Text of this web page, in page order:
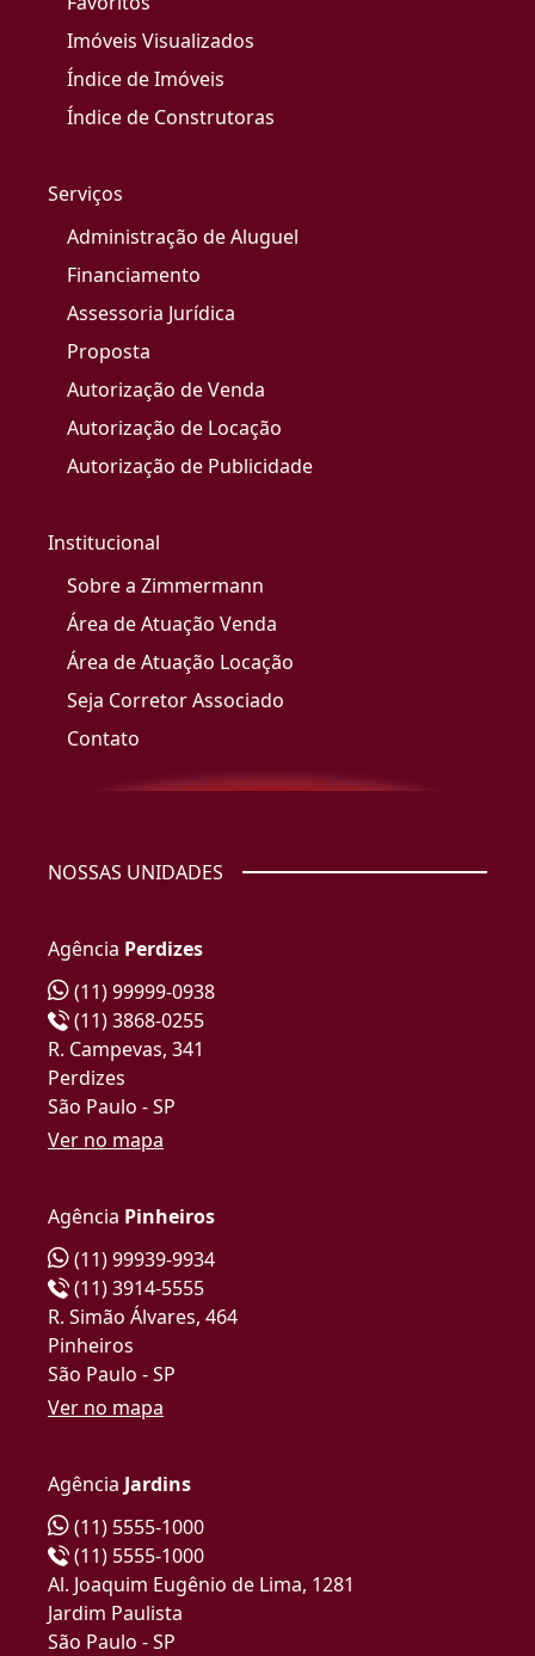
Imóveis Visualizados
Índice de Imóveis
Índice de Construtoras
Serviços
Administração de Aluguel
Financiamento
Assessoria Jurídica
Proposta
Autorização de Venda
Autorização de Locação
Autorização de Publicidade
Institucional
Sobre a Zimmermann
Área de Atuação Venda
Área de Atuação Locação
Seja Corretor Associado
Contato
NOSSAS UNIDADES
Agência Perdizes
(11) 99999-0938
(11) 3868-0255
R. Campevas, 341
Perdizes
São Paulo - SP
Ver no mapa
Agência Pinheiros
(11) 99939-9934
(11) 3914-5555
R. Simão Álvares, 464
Pinheiros
São Paulo - SP
Ver no mapa
Agência Jardins
(11) 5555-1000
(11) 5555-1000
Al. Joaquim Eugênio de Lima, 1281
Jardim Paulista
São Paulo - SP